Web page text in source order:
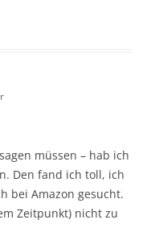
müssen – hab ich
Den fand ich toll, ich
bei Amazon gesucht.
Zeitpunkt) nicht zu